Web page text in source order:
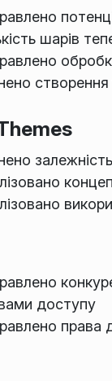
шарів
доступу
права